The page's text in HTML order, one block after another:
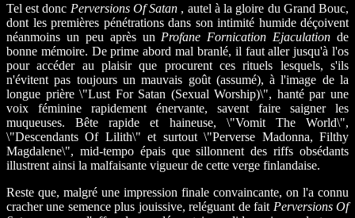
Tel est donc Perversions Of Satan , autel à la gloire du Grand Bouc,
dont les premières pénétrations dans son intimité humide déçoivent
néanmoins un peu après un Profane Fornication Ejaculation de
bonne mémoire. De prime abord mal branlé, il faut aller jusqu'à l'os
pour accéder au plaisir que procurent ces rituels lesquels, s'ils
n'évitent pas toujours un mauvais goût (assumé), à l'image de la
longue prière \"Lust For Satan (Sexual Worship)\", hanté par une
voix féminine rapidement énervante, savent faire saigner les
muqueuses. Bête rapide et haineuse, \"Vomit The World\",
\"Descendants Of Lilith\" et surtout \"Perverse Madonna, Filthy
Magdalene\", mid-tempo épais que sillonnent des riffs obsédants
illustrent ainsi la malfaisante vigueur de cette verge finlandaise.
Reste que, malgré une impression finale convaincante, on l'a connu
cracher une semence plus jouissive, reléguant de fait Perversions Of